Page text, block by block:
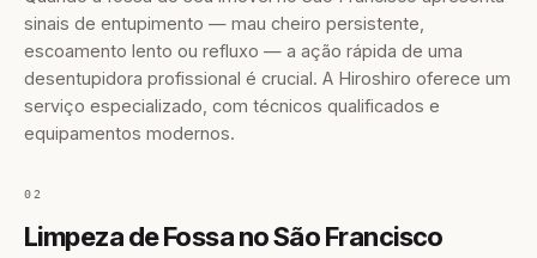
sinais de entupimento — mau cheiro persistente,
escoamento lento ou refluxo — a ação rápida de uma
desentupidora profissional é crucial. A Hiroshiro oferece um
serviço especializado, com técnicos qualificados e
equipamentos modernos.
02
Limpeza de Fossa no São Francisco